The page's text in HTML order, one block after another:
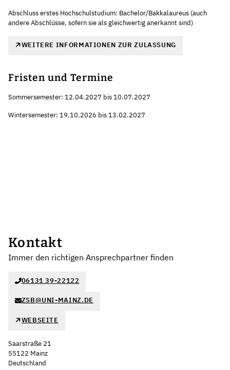
Abschluss erstes Hochschulstudium: Bachelor/Bakkalaureus (auch
andere Abschlüsse, sofern sie als gleichwertig anerkannt sind)
WEITERE INFORMATIONEN ZUR ZULASSUNG
Fristen und Termine
Sommersemester: 12.04.2027 bis 10.07.2027
Wintersemester: 19.10.2026 bis 13.02.2027
Kontakt
Immer den richtigen Ansprechpartner finden
06131 39-22122
ZSB@UNI-MAINZ.DE
WEBSEITE
Saarstraße 21
55122 Mainz
Deutschland